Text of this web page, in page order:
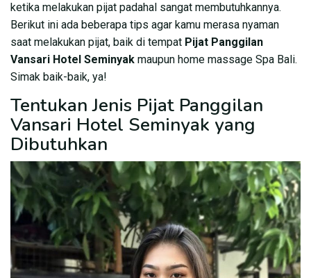
ketika melakukan pijat padahal sangat membutuhkannya.
Berikut ini ada beberapa tips agar kamu merasa nyaman
saat melakukan pijat, baik di tempat Pijat Panggilan
Vansari Hotel Seminyak maupun home massage Spa Bali.
Simak baik-baik, ya!
Tentukan Jenis Pijat Panggilan
Vansari Hotel Seminyak yang
Dibutuhkan